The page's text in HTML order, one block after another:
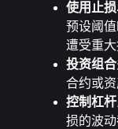
使用止
预设阈
遭受重大
投资组
合约或资
控制杠杆
损的波